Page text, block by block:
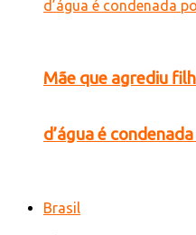
Mãe que agrediu
d’água é
Brasil